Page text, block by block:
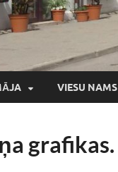
VIESU NAMS
grafikas.